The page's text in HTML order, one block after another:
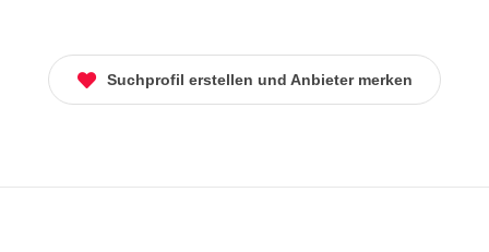
Suchprofil erstellen und Anbieter merken